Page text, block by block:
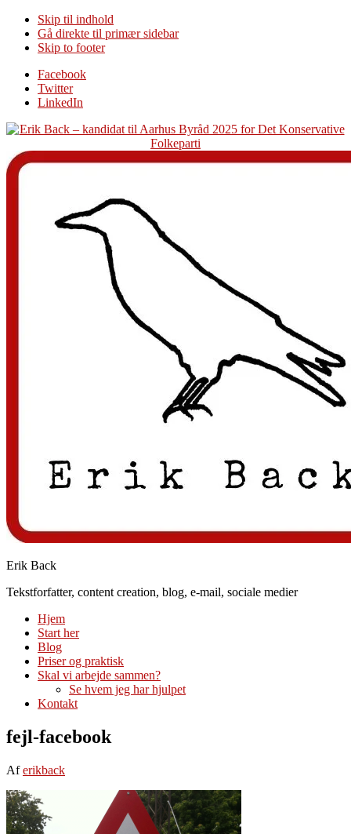
Skip til indhold
Gå direkte til primær sidebar
Skip to footer
Additional
menu
Facebook
Twitter
LinkedIn
Erik Back
Tekstforfatter, content creation, blog, e-mail, sociale medier
Hjem
Start her
Blog
Priser og praktisk
Skal vi arbejde sammen?
Se hvem jeg har hjulpet
Kontakt
fejl-facebook
Aferikback